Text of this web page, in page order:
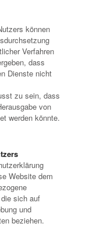
können
Verfahren
dass
Dienste nicht
zu sein, dass
von
werden könnte.
Website dem
sich auf
und
beziehen.